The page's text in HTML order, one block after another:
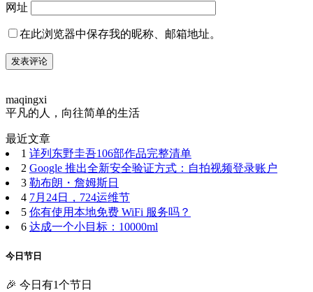
网址
在此浏览器中保存我的昵称、邮箱地址。
maqingxi
平凡的人，向往简单的生活
最近文章
1 详列东野圭吾106部作品完整清单
2 Google 推出全新安全验证方式：自拍视频登录账户
3 勒布朗・詹姆斯日
4 7月24日，724运维节
5 你有使用本地免费 WiFi 服务吗？
6 达成一个小目标：10000ml
今日节日
🎉 今日有1个节日